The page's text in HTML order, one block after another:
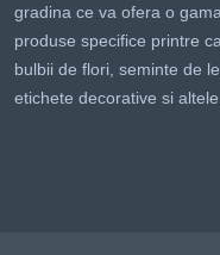
gradina ce va ofera o
produse specifice printre
bulbii de flori, seminte de
etichete decorative si altele.